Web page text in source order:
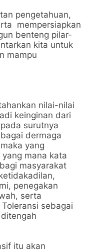
pengetahuan,
mempersiapkan
benteng pilar-
kita untuk
mampu
nilai-nilai
keinginan dari
surutnya
dermaga
yang
mana kata
masyarakat
penegakan
serta
sebagai
itu akan